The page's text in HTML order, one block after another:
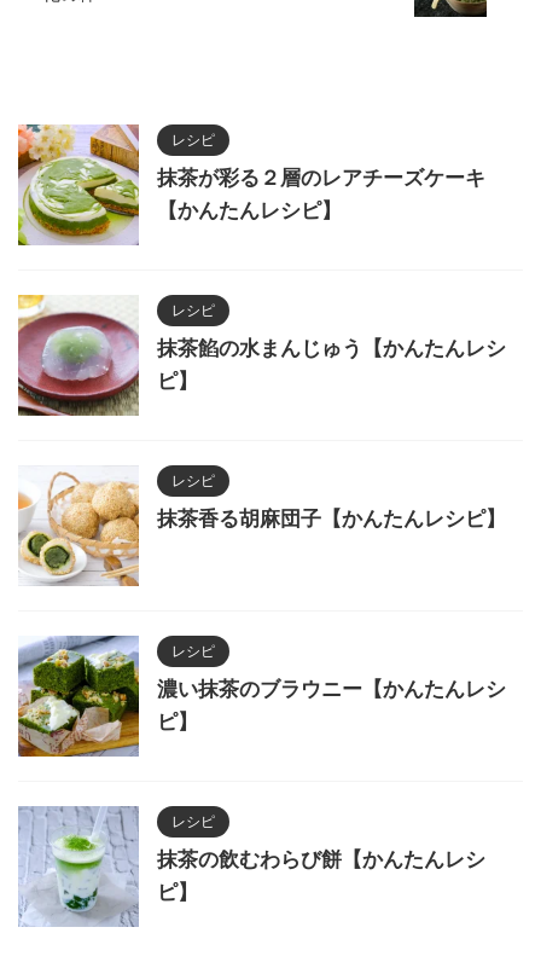
レシピ
抹茶が彩る２層のレアチーズケーキ
【かんたんレシピ】
レシピ
抹茶餡の水まんじゅう【かんたんレシ
ピ】
レシピ
抹茶香る胡麻団子【かんたんレシピ】
レシピ
濃い抹茶のブラウニー【かんたんレシ
ピ】
レシピ
抹茶の飲むわらび餅【かんたんレシ
ピ】